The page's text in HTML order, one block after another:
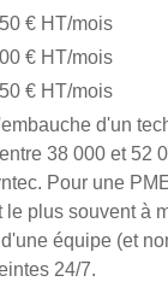
€ HT/mois
€ HT/mois
€ HT/mois
d'un
38 000 et 52
Pour une
plus souvent à
équipe (et
24/7.